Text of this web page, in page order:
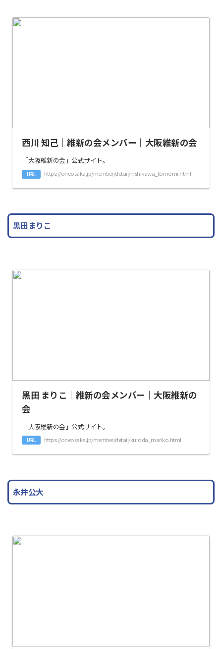
西川 知己｜維新の会メンバー｜大阪維新の会
「大阪維新の会」公式サイト。
URL https://oneosaka.jp/member/detail/nishikawa_tomomi.html
黒田まりこ
黒田 まりこ｜維新の会メンバー｜大阪維新の
会
「大阪維新の会」公式サイト。
URL https://oneosaka.jp/member/detail/kuroda_mariko.html
永井公大